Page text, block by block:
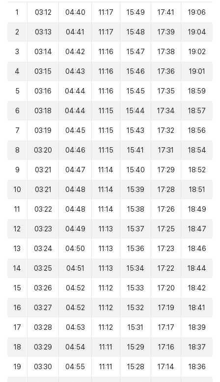
1 03:12 04:40 11:17 15:49 17:41 19:06
2 03:13 04:41 11:17 15:48 17:39 19:04
3 03:14 04:42 11:16 15:47 17:38 19:02
4 03:15 04:43 11:16 15:46 17:36 19:01
5 03:16 04:44 11:16 15:45 17:35 18:59
6 03:18 04:44 11:15 15:44 17:34 18:57
7 03:19 04:45 11:15 15:43 17:32 18:56
8 03:20 04:46 11:15 15:41 17:31 18:54
9 03:21 04:47 11:14 15:40 17:29 18:52
10 03:21 04:48 11:14 15:39 17:28 18:51
11 03:22 04:48 11:14 15:38 17:26 18:49
12 03:23 04:49 11:13 15:37 17:25 18:47
13 03:24 04:50 11:13 15:36 17:23 18:46
14 03:25 04:51 11:13 15:34 17:22 18:44
15 03:26 04:52 11:12 15:33 17:20 18:42
16 03:27 04:52 11:12 15:32 17:19 18:41
17 03:28 04:53 11:12 15:31 17:17 18:39
18 03:29 04:54 11:11 15:29 17:16 18:37
19 03:30 04:55 11:11 15:28 17:14 18:36